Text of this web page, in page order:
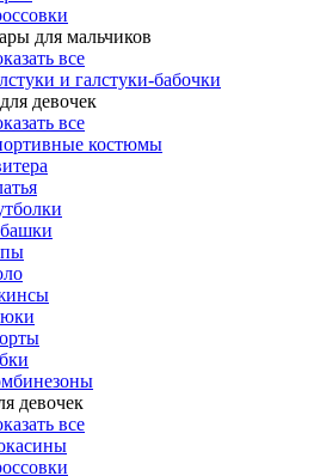
для мальчиков
все
и галстуки-бабочки
девочек
все
костюмы
девочек
все